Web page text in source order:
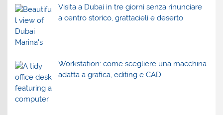
Visita a Dubai in tre giorni senza rinunciare
a centro storico, grattacieli e deserto
Workstation: come scegliere una macchina
adatta a grafica, editing e CAD